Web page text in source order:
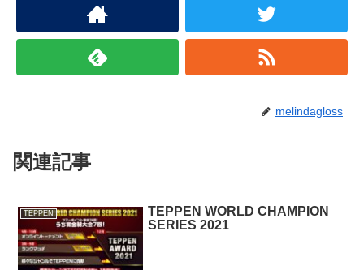
melindagloss
関連記事
TEPPEN
TEPPEN WORLD CHAMPION
SERIES 2021